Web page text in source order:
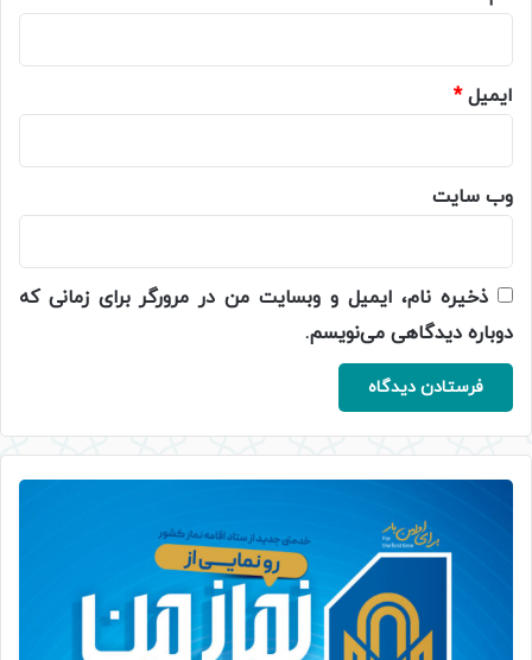
ایمیل*
وب‌ سایت
ذخیره نام، ایمیل و وبسایت من در مرورگر برای زمانی که
دوباره دیدگاهی می‌نویسم.